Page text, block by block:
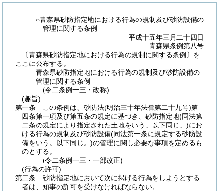
○青森県砂防指定地における行為の規制及び砂防設備の
管理に関する条例
平成十五年三月二十四日
青森県条例第八号
〔青森県砂防指定地における行為の規制に関する条例〕を
ここに公布する。
青森県砂防指定地における行為の規制及び砂防設備の
管理に関する条例
(令二条例一三・改称)
(趣旨)
第一条
この条例は、砂防法(明治三十年法律第二十九号)第
四条第一項及び第五条の規定に基づき、砂防指定地(同法第
二条の規定により指定された土地をいう。以下同じ。)にお
ける行為の規制及び砂防設備(同法第一条に規定する砂防設
備をいう。以下同じ。)の管理に関し必要な事項を定めるも
のとする。
(令二条例一三・一部改正)
(行為の許可)
第二条
砂防指定地において次に掲げる行為をしようとする
者は、知事の許可を受けなければならない。